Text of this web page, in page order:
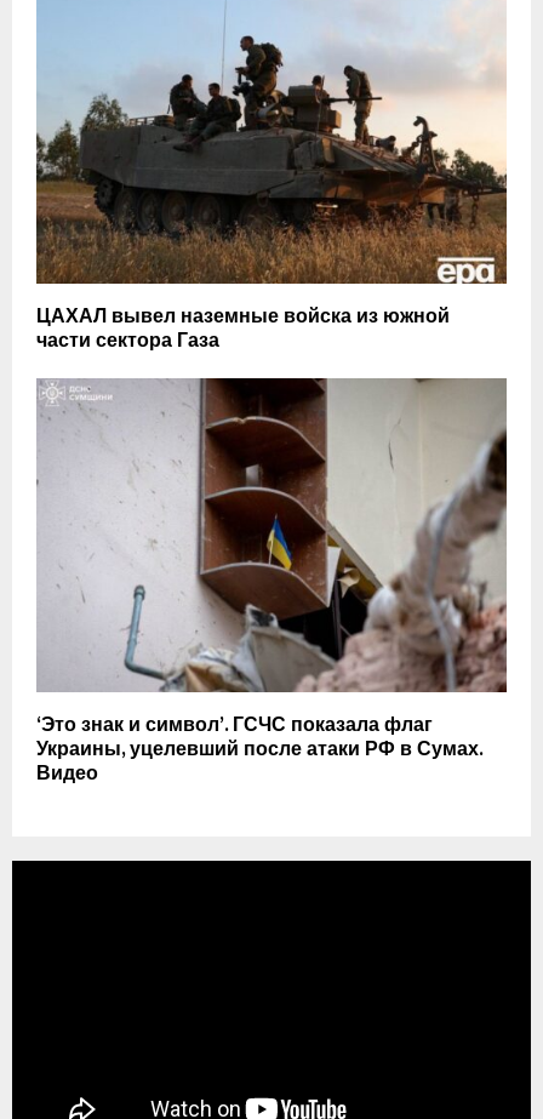
ЦАХАЛ вывел наземные войска из южной
части сектора Газа
‘Это знак и символ’. ГСЧС показала флаг
Украины, уцелевший после атаки РФ в Сумах.
Видео